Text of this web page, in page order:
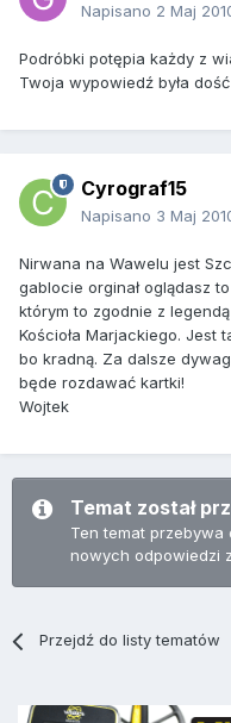
Napisano 2 Maj
Podróbki potępia każdy z
Twoja wypowiedź była
Cyrograf15
Napisano 3 Maj
Nirwana na Wawelu jest
gablocie orginał oglądasz
którym to zgodnie z
Kościoła Marjackiego. Jest
bo kradną. Za dalsze
będe rozdawać kartki!
Wojtek
Temat został
Ten temat
nowych odpowiedzi
Przejdź do listy tematów